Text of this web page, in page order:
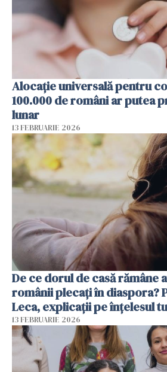
Alocație universală pentru
100.000 de români ar putea
lunar
13 FEBRUARIE 2026
De ce dorul de casă rămâne
românii plecați în diaspora?
Leca, explicații pe înțelesul
13 FEBRUARIE 2026